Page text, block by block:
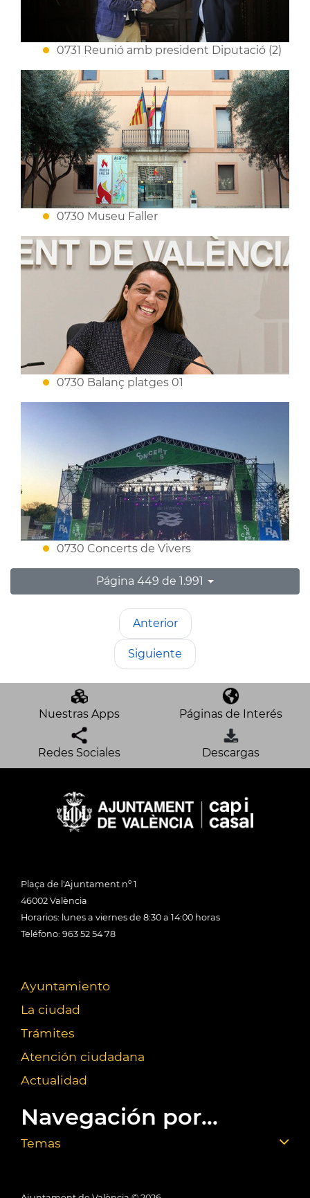
0731 Reunió amb president Diputació (2)
0730 Museu Faller
0730 Balanç platges 01
0730 Concerts de Vivers
Página 449 de 1.991
Anterior
Siguiente
Nuestras Apps Páginas de Interés
Redes Sociales Descargas
Plaça de l'Ajuntament nº 1
46002 València
Horarios: lunes a viernes de 8:30 a 14:00 horas
Teléfono: 963 52 54 78
Ayuntamiento
La ciudad
Trámites
Atención ciudadana
Actualidad
Navegación por...
Temas